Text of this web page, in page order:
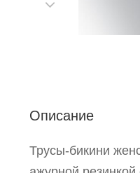
Описание
Трусы-бикини